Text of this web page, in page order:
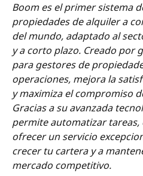
Boom es el primer sistema
propiedades de alquiler a
del mundo, adaptado al
y a corto plazo. Creado por
para gestores de
operaciones, mejora la
y maximiza el compromiso
Gracias a su avanzada
permite automatizar
ofrecer un servicio
crecer tu cartera y a
mercado competitivo.